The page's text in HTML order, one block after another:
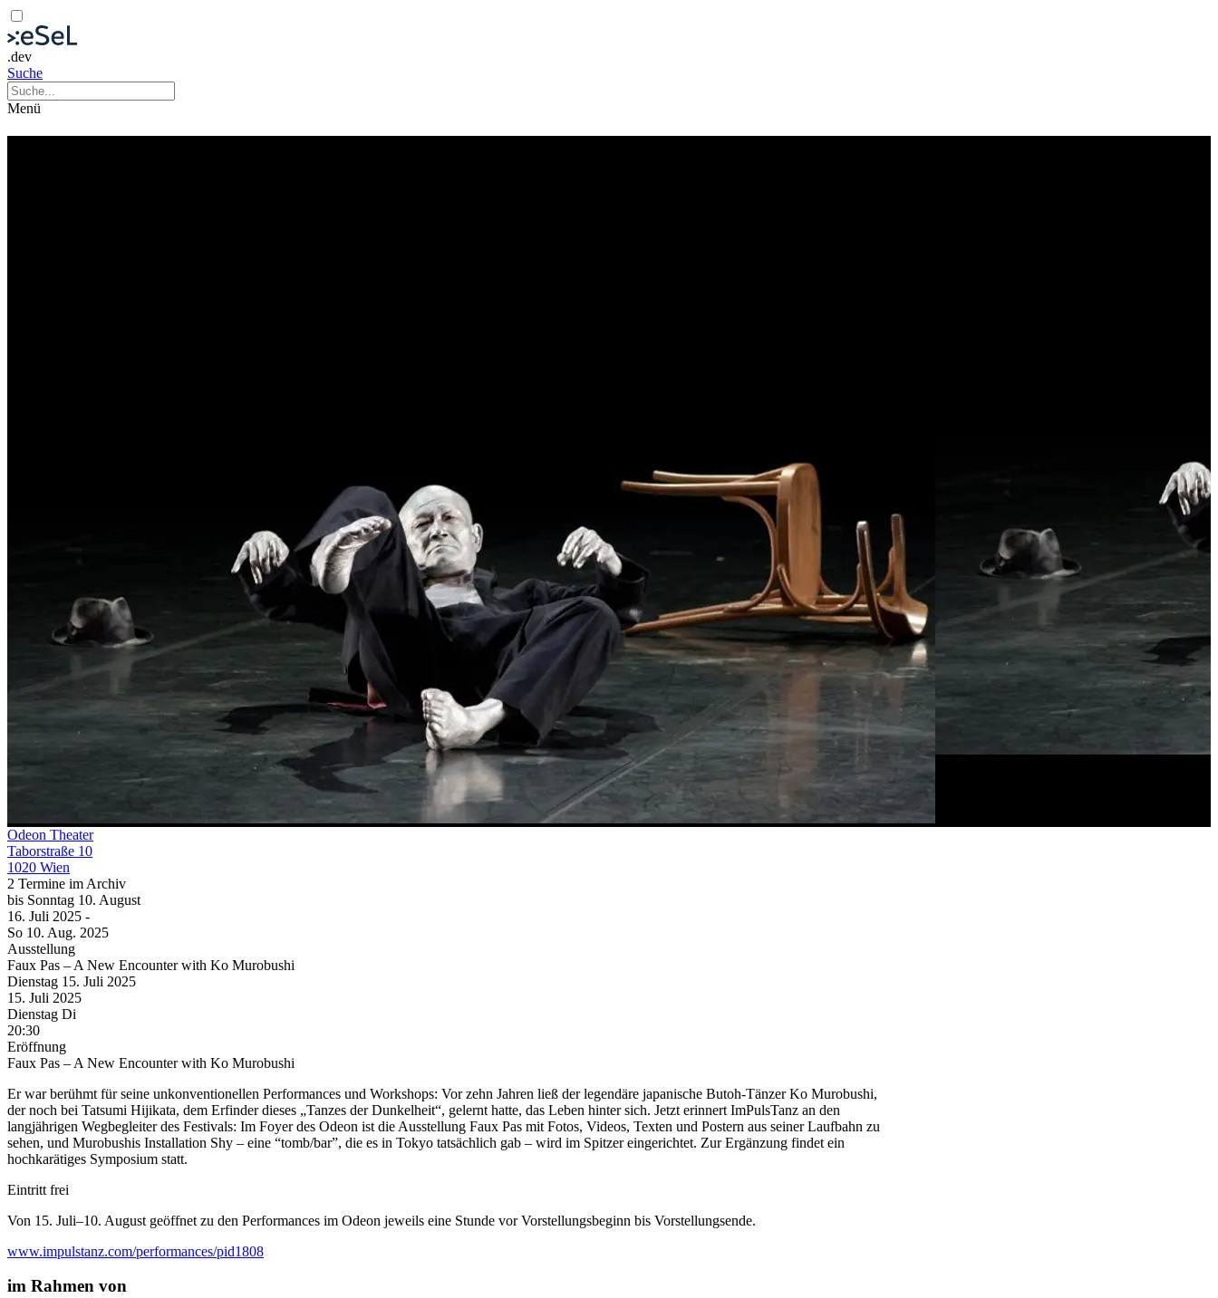
.dev
Suche
Menü
Odeon Theater
Taborstraße 10
1020 Wien
2 Termine im Archiv
bis Sonntag 10. August
16. Juli 2025 -
So 10. Aug. 2025
Ausstellung
Faux Pas – A New Encounter with Ko Murobushi
Dienstag 15. Juli 2025
15. Juli 2025
Dienstag Di
20:30
Eröffnung
Faux Pas – A New Encounter with Ko Murobushi
Er war berühmt für seine unkonventionellen Performances und Workshops: Vor zehn Jahren ließ der legendäre japanische Butoh-Tänzer Ko Murobushi,
der noch bei Tatsumi Hijikata, dem Erfinder dieses „Tanzes der Dunkelheit“, gelernt hatte, das Leben hinter sich. Jetzt erinnert ImPulsTanz an den
langjährigen Wegbegleiter des Festivals: Im Foyer des Odeon ist die Ausstellung Faux Pas mit Fotos, Videos, Texten und Postern aus seiner Laufbahn zu
sehen, und Murobushis Installation Shy – eine “tomb/bar”, die es in Tokyo tatsächlich gab – wird im Spitzer eingerichtet. Zur Ergänzung findet ein
hochkarätiges Symposium statt.
Eintritt frei
Von 15. Juli–10. August geöffnet zu den Performances im Odeon jeweils eine Stunde vor Vorstellungsbeginn bis Vorstellungsende.
www.impulstanz.com/performances/pid1808
im Rahmen von